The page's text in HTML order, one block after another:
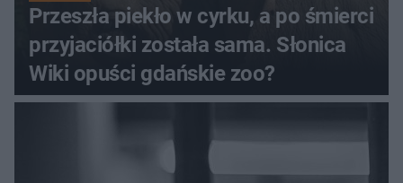
Przeszła piekło w cyrku, a po śmierci
przyjaciółki została sama. Słonica
Wiki opuści gdańskie zoo?